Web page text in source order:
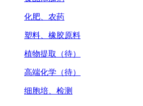
化肥、农药
塑料、橡胶原料
植物提取（待）
高端化学（待）
细胞培、检测